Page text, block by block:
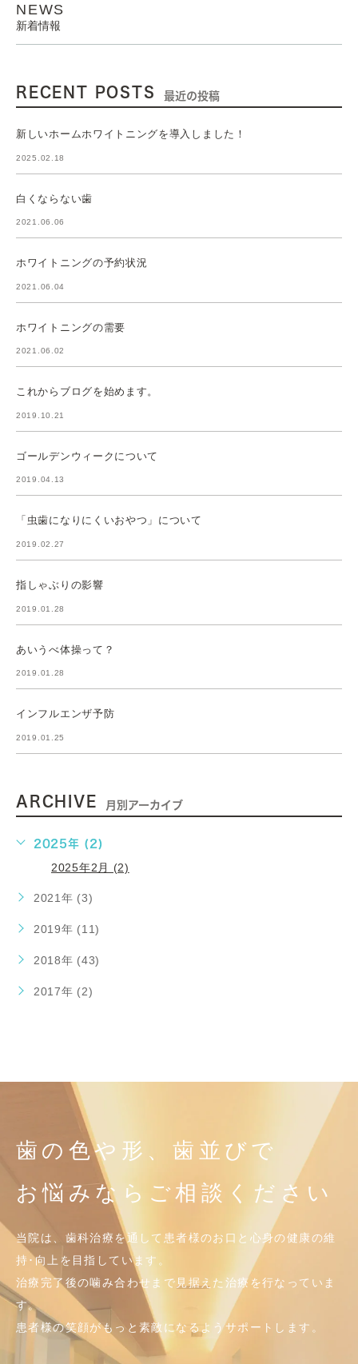
NEWS
新着情報
RECENT POSTS 最近の投稿
新しいホームホワイトニングを導入しました！
2025.02.18
白くならない歯
2021.06.06
ホワイトニングの予約状況
2021.06.04
ホワイトニングの需要
2021.06.02
これからブログを始めます。
2019.10.21
ゴールデンウィークについて
2019.04.13
「虫歯になりにくいおやつ」について
2019.02.27
指しゃぶりの影響
2019.01.28
あいうべ体操って？
2019.01.28
インフルエンザ予防
2019.01.25
ARCHIVE 月別アーカイブ
2025年 (2)
2025年2月 (2)
2021年 (3)
2019年 (11)
2018年 (43)
2017年 (2)
歯の色や形、歯並びで
お悩みならご相談ください
当院は、歯科治療を通して患者様のお口と心身の健康の維
持･向上を目指しています。
治療完了後の噛み合わせまで見据えた治療を行なっていま
す。
患者様の笑顔がもっと素敵になるようサポートします。